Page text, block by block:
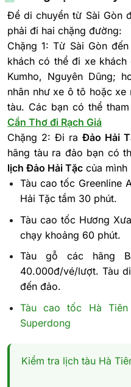
Để di chuyển từ Sài Gòn
phải đi hai chặng đường:
Chặng 1: Từ Sài Gòn
khách có thể đi xe khách
Kumho, Nguyên Dũng;
nhân như xe ô tô hoặc
tàu. Các bạn có thể
Cần Thơ đi Rạch Giá
Chặng 2: Đi ra Đảo Hải
hãng tàu ra đảo bạn có
lịch Đảo Hải Tặc của mình
Tàu cao tốc Greenline
Hải Tặc tầm 30 phút.
Tàu cao tốc Hương
chạy khoảng 60 phút.
Tàu gỗ các hãng
40.000đ/vé/lượt. Tàu
đến đảo.
Tàu cao tốc Hà
Superdong
Kiểm tra lịch tàu Hà